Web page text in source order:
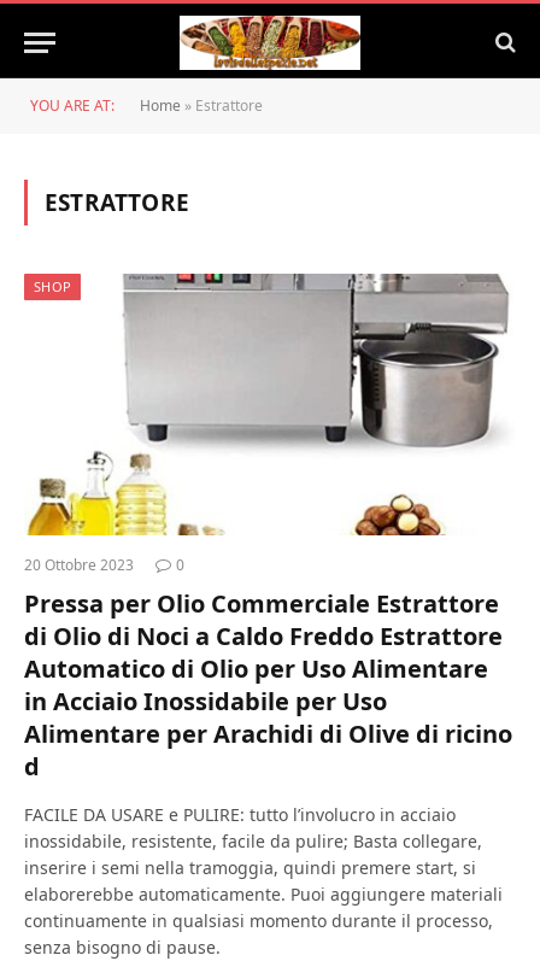
YOU ARE AT: Home » Estrattore
ESTRATTORE
SHOP
20 Ottobre 2023 0
Pressa per Olio Commerciale Estrattore
di Olio di Noci a Caldo Freddo Estrattore
Automatico di Olio per Uso Alimentare
in Acciaio Inossidabile per Uso
Alimentare per Arachidi di Olive di ricino
d
FACILE DA USARE e PULIRE: tutto l’involucro in acciaio
inossidabile, resistente, facile da pulire; Basta collegare,
inserire i semi nella tramoggia, quindi premere start, si
elaborerebbe automaticamente. Puoi aggiungere materiali
continuamente in qualsiasi momento durante il processo,
senza bisogno di pause.